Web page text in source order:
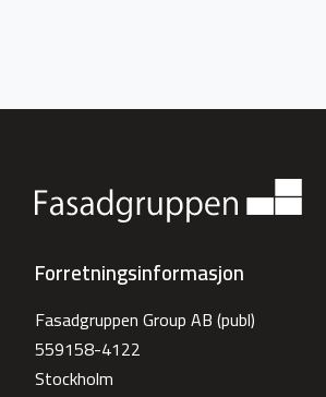
Forretningsinformasjon
Fasadgruppen Group AB (publ)
559158-4122
Stockholm